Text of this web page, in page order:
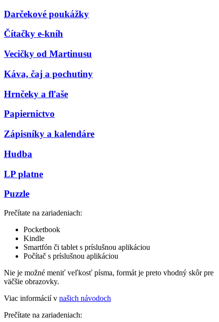
Darčekové poukážky
Čítačky e-kníh
Vecičky od Martinusu
Káva, čaj a pochutiny
Hrnčeky a fľaše
Papiernictvo
Zápisníky a kalendáre
Hudba
LP platne
Puzzle
Prečítate na zariadeniach:
Pocketbook
Kindle
Smartfón či tablet s príslušnou aplikáciou
Počítač s príslušnou aplikáciou
Nie je možné meniť veľkosť písma, formát je preto vhodný skôr pre
väčšie obrazovky.
Viac informácií v našich návodoch
Prečítate na zariadeniach: